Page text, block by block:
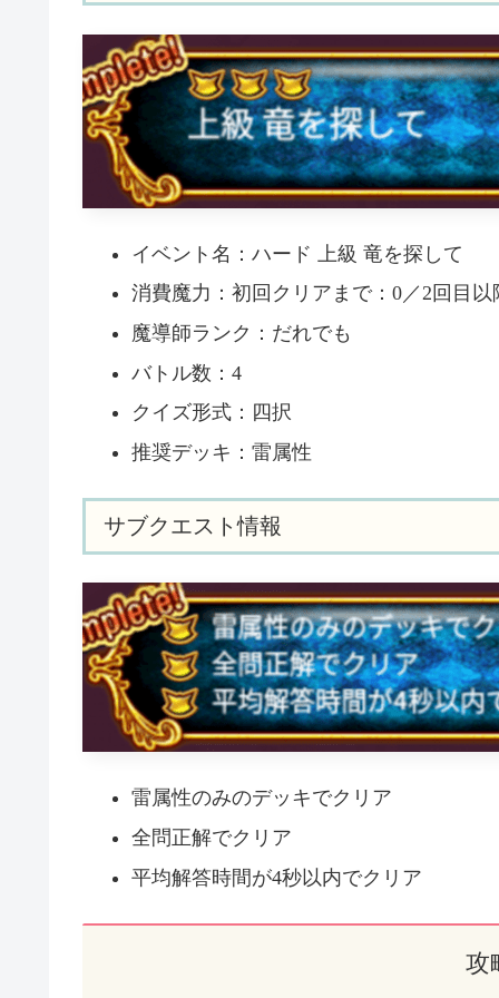
イベント名：ハード 上級 竜を探して
消費魔力：初回クリアまで：0／2回目以
魔導師ランク：だれでも
バトル数：4
クイズ形式：四択
推奨デッキ：雷属性
サブクエスト情報
雷属性のみのデッキでクリア
全問正解でクリア
平均解答時間が4秒以内でクリア
攻